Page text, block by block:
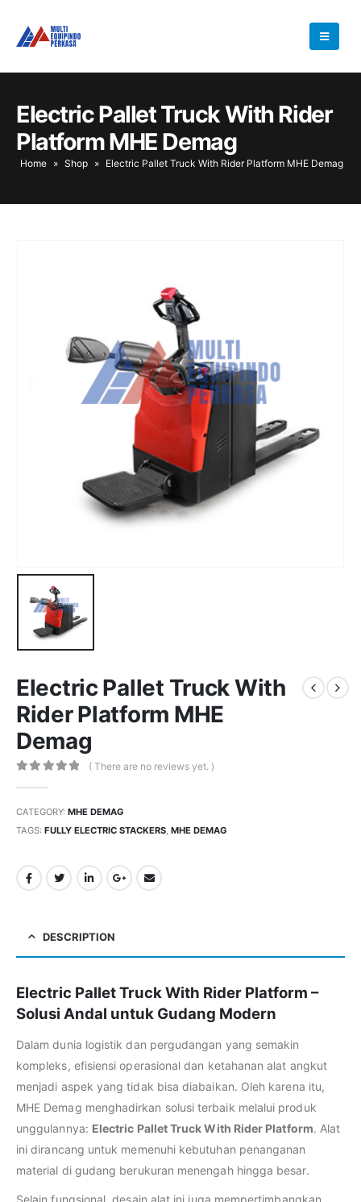
Electric Pallet Truck With Rider
Platform MHE Demag
Home » Shop » Electric Pallet Truck With Rider Platform MHE Demag
Electric Pallet Truck With
Rider Platform MHE
Demag
( There are no reviews yet. )
CATEGORY: MHE DEMAG
TAGS: FULLY ELECTRIC STACKERS, MHE DEMAG
DESCRIPTION
Electric Pallet Truck With Rider Platform –
Solusi Andal untuk Gudang Modern
Dalam dunia logistik dan pergudangan yang semakin
kompleks, efisiensi operasional dan ketahanan alat angkut
menjadi aspek yang tidak bisa diabaikan. Oleh karena itu,
MHE Demag menghadirkan solusi terbaik melalui produk
unggulannya: Electric Pallet Truck With Rider Platform. Alat
ini dirancang untuk memenuhi kebutuhan penanganan
material di gudang berukuran menengah hingga besar.
Selain fungsional, desain alat ini juga mempertimbangkan